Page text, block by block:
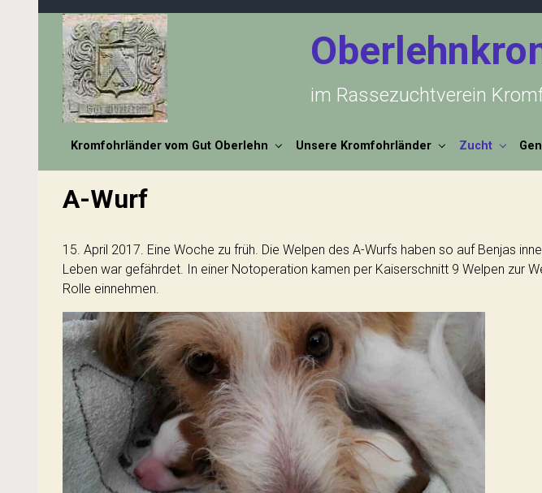
Zum Hauptinhalt springen
im Rassezuchtverein
Kromfohrländer vom Gut Oberlehn Unsere Kromfohrländer Zucht
A-Wurf
15. April 2017. Eine Woche zu früh. Die Welpen des A-Wurfs haben so auf Benjas
Leben war gefährdet. In einer Notoperation kamen per Kaiserschnitt 9 Welpen zur
Rolle einnehmen.